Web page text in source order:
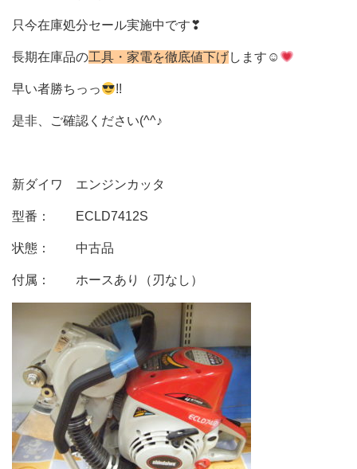
只今在庫処分セール実施中です❣
長期在庫品の工具・家電を徹底値下げします☺
早い者勝ちっっ !!
是非、ご確認ください(^^♪
新ダイワ エンジンカッタ
型番： ECLD7412S
状態： 中古品
付属： ホースあり（刃なし）